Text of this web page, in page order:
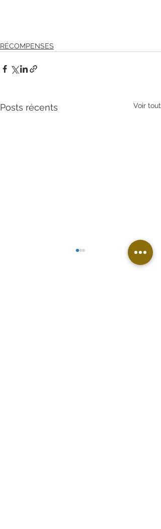
RÉCOMPENSES
Posts récents Voir tout